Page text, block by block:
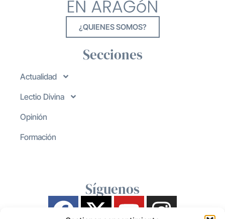
¿QUIENES SOMOS?
Secciones
Actualidad
Lectio Divina
Opinión
Formación
Síguenos